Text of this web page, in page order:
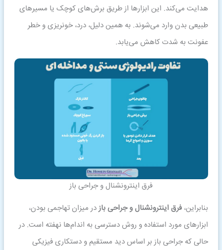
هدایت می‌کند. این ابزارها از طریق برش‌های کوچک یا مسیرهای
طبیعی بدن وارد می‌شوند. به همین دلیل، درد، خونریزی و خطر
عفونت به شدت کاهش می‌یابد.
فرق اینترونشنال و جراحی باز
بنابراین،فرق اینترونشنال و جراحی بازدر میزان تهاجمی بودن،
ابزارهای مورد استفاده و روش دسترسی به اندام‌ها نهفته است. در
حالی که جراحی باز بر اساس دید مستقیم و دستکاری فیزیکی